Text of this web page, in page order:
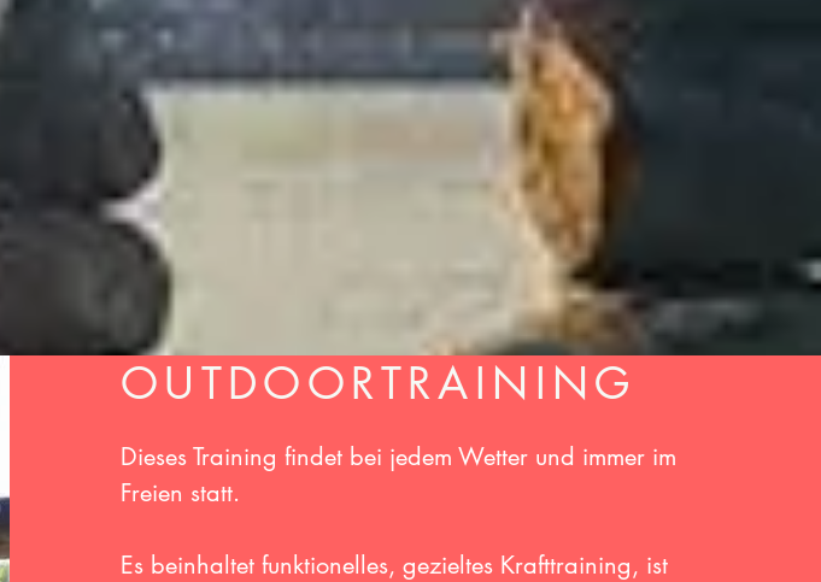
OUTDOORTRAINING
Dieses Training findet bei jedem Wetter und immer im
Freien statt.
Es beinhaltet funktionelles, gezieltes Krafttraining, ist